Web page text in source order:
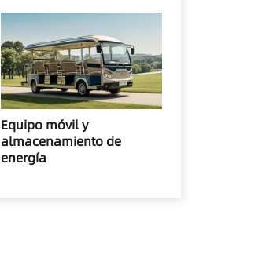
Equipo móvil y
almacenamiento de
energía